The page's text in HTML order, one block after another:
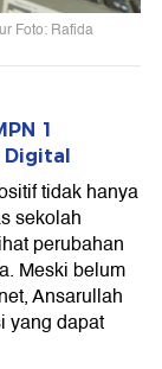
Foto: Rafida
1
tidak hanya
sekolah
perubahan
Meski belum
Ansarullah
yang dapat